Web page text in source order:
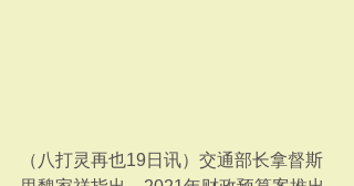
（八打灵再也19日讯）交通部长拿督斯